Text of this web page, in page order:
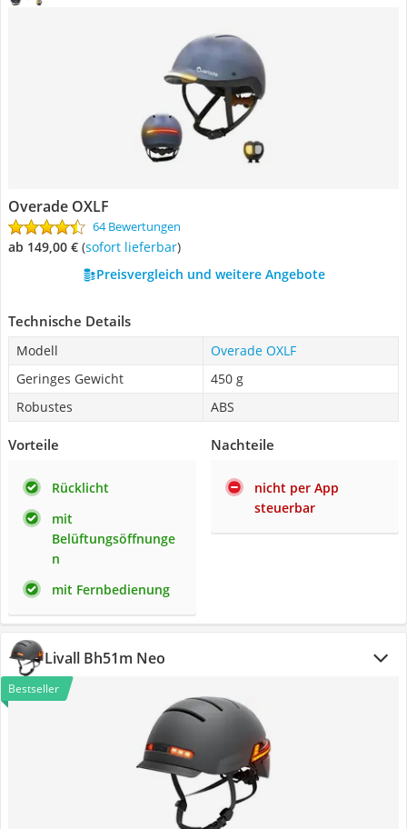
Overade OXLF
64 Bewertungen
ab 149,00 € ( Sofort lieferbar)
Preisvergleich und weitere Angebote
Technische Details
Modell
Overade OXLF
Geringes Gewicht
450 g
Robustes
ABS
Vorteile
Rücklicht
mit
Belüftungsöffnunge
n
mit Fernbedienung
Nachteile
nicht per App
steuerbar
Livall Bh51m Neo
Bestseller